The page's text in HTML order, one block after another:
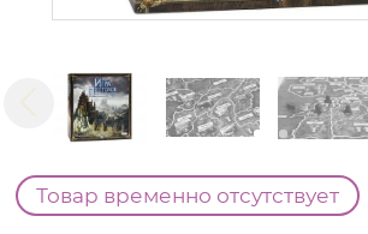
Товар временно отсутствует